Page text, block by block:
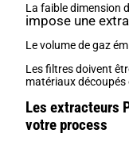
La faible dimension
impose une
Le volume de gaz
Les filtres doivent
matériaux découpés
Les extracteurs
votre process